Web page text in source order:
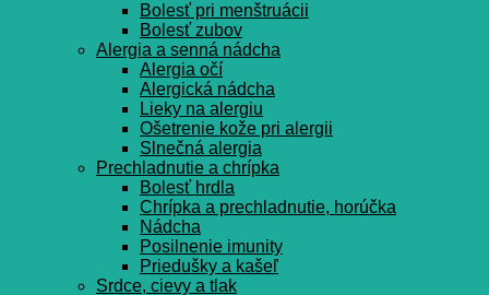
Bolesť pri menštruácii
Bolesť zubov
Alergia a senná nádcha
Alergia očí
Alergická nádcha
Lieky na alergiu
Ošetrenie kože pri alergii
Slnečná alergia
Prechladnutie a chrípka
Bolesť hrdla
Chrípka a prechladnutie, horúčka
Nádcha
Posilnenie imunity
Priedušky a kašeľ
Srdce, cievy a tlak